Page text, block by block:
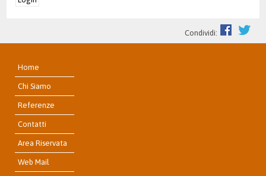
Condividi:
Home
Chi Siamo
Referenze
Contatti
Area Riservata
Web Mail